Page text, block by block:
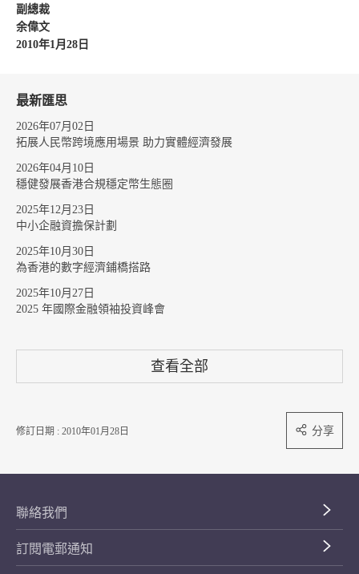
副總裁
余偉文
2010年1月28日
最新匯思
2026年07月02日
拓展人民幣跨境應用場景 助力實體經濟發展
2026年04月10日
穩健發展香港合規穩定幣生態圈
2025年12月23日
中小企融資擔保計劃
2025年10月30日
為香港的數字經濟鋪橋搭路
2025年10月27日
2025 年國際金融領袖投資峰會
查看全部
修訂日期 : 2010年01月28日 分享
聯絡我們
訂閱電郵通知